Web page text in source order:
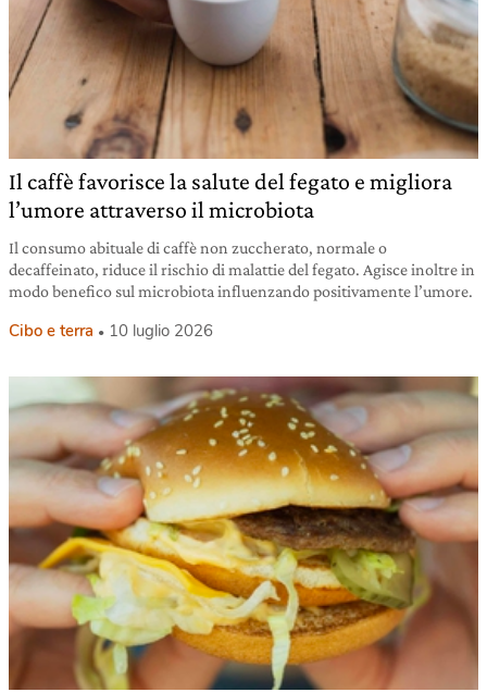
Il caffè favorisce la salute del fegato e migliora
l’umore attraverso il microbiota
Il consumo abituale di caffè non zuccherato, normale o
decaffeinato, riduce il rischio di malattie del fegato. Agisce inoltre in
modo benefico sul microbiota influenzando positivamente l’umore.
Cibo e terra 10 luglio 2026